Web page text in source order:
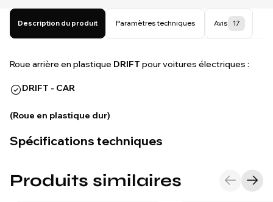
Description du produit Paramètres techniques Avis 17
Roue arrière en plastique DRIFT pour voitures électriques :
DRIFT - CAR
(Roue en plastique dur)
Spécifications techniques
Produits similaires